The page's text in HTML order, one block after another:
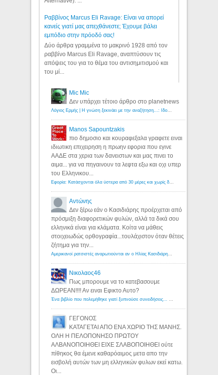
Ραββίνος Marcus Eli Ravage: Είναι να απορεί
κανείς γιατί μας απεχθάνεστε; Έχουμε βάλει
εμπόδιο στην πρόοδό σας!
Δύο άρθρα γραμμένα το μακρινό 1928 από τον
ραββίνο Marcus Eli Ravage, αναπτύσουν τις
απόψεις του για το θέμα του αντισημιτισμού και
του μί...
Mic Mic
Δεν υπάρχει τέτοιο άρθρο στο planetnews
Manos Sapountzakis
πιο δημοσιο και κουραφεξαλα γραφετε ειναι
ιδιωτικη επιχειρηση η πρωην εφορια που εγινε
ΑΑΔΕ στα χερια των δανειστων και μας πινει το
αιμα... για να πηγαινουν τα λεφτα εξω και οχι υπερ
του Ελληνικου...
Αντώνης
Δεν ξέρω εάν ο Κασιδιάρης προέρχεται από
πρόσμιξη διαφορετικών φυλών, αλλά τα δικά σου
ελληνικά είναι για κλάματα. Κοίτα να μάθεις
στοιχειωδώς ορθογραφία...τουλάχιστον όταν θέτεις
ζήτημα για την...
Νικολαος46
Πως μπορουμε να το κατεβασουμε
ΔΩΡΕΑΝ!!!! Αν ειναι Εφικτο Αυτο?
ΓΕΓΟΝΟΣ
ΚΑΤΑΓΕΤΑΙ ΑΠΟ ΕΝΑ ΧΩΡΙΟ ΤΗΣ ΜΑΝΗΣ.
ΟΛΗ Η ΠΕΛΟΠΟΝΗΣΟ ΠΡΩΤΟΥ
ΑΛΒΑΝΟΠΟΙΗΘΕΙ ΕΙΧΕ ΣΛΑΒΟΠΟΙΗΘΕΙ ούτε
πίθηκος θα έμενε καθαρόαιμος μετα απο την
εισβολή αυτών των μη ελληνικών φυλων εκεί κατω.
Οι...